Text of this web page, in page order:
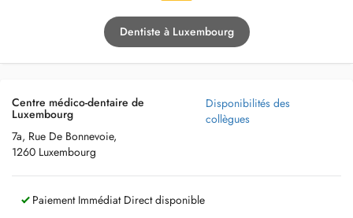
Dentiste à Luxembourg
Centre médico-dentaire de
Luxembourg
7a, Rue De Bonnevoie,
1260 Luxembourg
Disponibilités des
collègues
Paiement Immédiat Direct disponible